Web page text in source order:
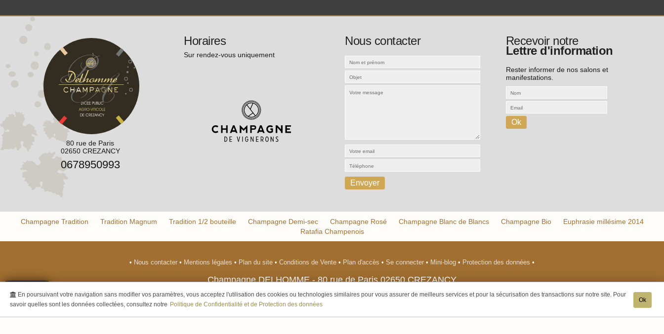
80 rue de Paris
02650 CREZANCY
0678950993
Horaires
Sur rendez-vous uniquement
Nous contacter Recevoir notre
Lettre d'information
Rester informer de nos salons et
manifestations.
Champagne Tradition Tradition Magnum Tradition 1/2 bouteille Champagne Demi-sec Champagne Rosé Champagne Blanc de Blancs Champagne Bio
Euphrasie millésime 2014
Ratafia Champenois
• Nous contacter • Mentions légales • Plan du site • Conditions de Vente • Plan d'accès • Se connecter • Mini-blog • Protection des données •
Champagne DELHOMME-80 rue de Paris02650CREZANCY
- L'abus d'alcool est dangereux pour la santé, sachez consommer avec modération. La vente d'alcool est interdite aux mineurs de moins de 18 ans. -
Ok
En poursuivant votre navigation sans modifier vos paramètres, vous acceptez l'utilisation des cookies ou technologies similaires pour vous assurer de meilleurs services et pour la sécurisation des transactions sur notre site. Pour
savoir quelles sont les données collectées, consultez notre
Politique de Confidentialité et de Protection des données